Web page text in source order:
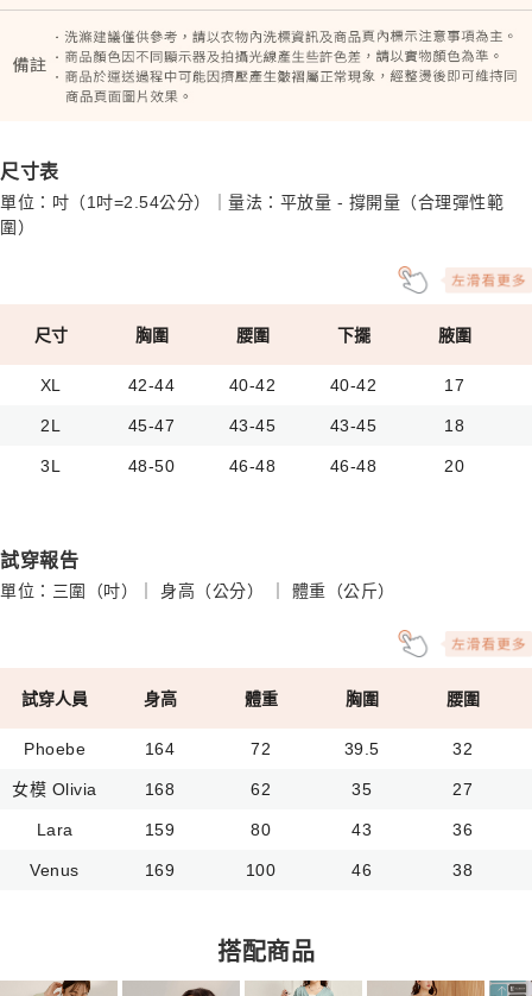
尺寸表
單位：吋（1吋=2.54公分）｜量法：平放量 - 撐開量（合理彈性範
圍）
尺寸 胸圍 腰圍 下擺 腋圍
XL 42-44 40-42 40-42 17
2L 45-47 43-45 43-45 18
3L 48-50 46-48 46-48 20
試穿報告
單位：三圍（吋）｜ 身高（公分） ｜ 體重（公斤）
試穿人員 身高 體重 胸圍 腰圍
Phoebe 164 72 39.5 32
女模 Olivia 168 62 35 27
Lara 159 80 43 36
Venus 169 100 46 38
搭配商品